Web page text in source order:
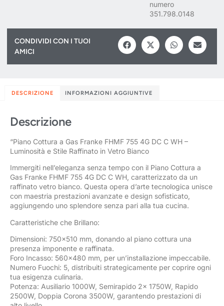
numero
351.798.0148
CONDIVIDI CON I TUOI
AMICI
DESCRIZIONE INFORMAZIONI AGGIUNTIVE
Descrizione
“Piano Cottura a Gas Franke FHMF 755 4G DC C WH –
Luminosità e Stile Raffinato in Vetro Bianco
Immergiti nell’eleganza senza tempo con il Piano Cottura a
Gas Franke FHMF 755 4G DC C WH, caratterizzato da un
raffinato vetro bianco. Questa opera d’arte tecnologica unisce
con maestria prestazioni avanzate e design sofisticato,
aggiungendo uno splendore senza pari alla tua cucina.
Caratteristiche che Brillano:
Dimensioni: 750×510 mm, donando al piano cottura una
presenza imponente e raffinata.
Foro Incasso: 560×480 mm, per un’installazione impeccabile.
Numero Fuochi: 5, distribuiti strategicamente per coprire ogni
tua esigenza culinaria.
Potenza: Ausiliario 1000W, Semirapido 2x 1750W, Rapido
2500W, Doppia Corona 3500W, garantendo prestazioni di